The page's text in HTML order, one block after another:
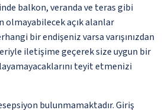
balkon, veranda ve teras gibi
olmayabilecek açık alanlar
bir endişeniz varsa varışınızdan
iletişime geçerek size uygun bir
teyit etmenizi
bulunmamaktadır. Giriş